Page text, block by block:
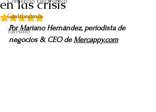
Gastronomía
Turismo
en las crisis
Obtuvo NaN de 5 estrellas.
Por Mariano Hernández, periodista de
negocios & CEO de Mercappy.com